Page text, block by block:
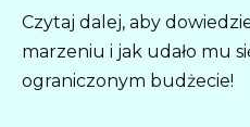
Czytaj dalej, aby
marzeniu i jak udało mu
ograniczonym budżecie!